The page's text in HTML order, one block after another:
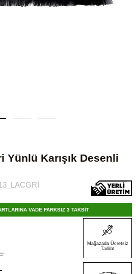
Yünlü Karışık Desenli
VADE FARKSIZ 3 TAKSİT
Mağazada Ücretsiz
Tadilat